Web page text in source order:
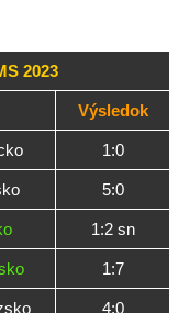
2023
Výsledok
1:0
5:0
1:2 sn
1:7
4:0